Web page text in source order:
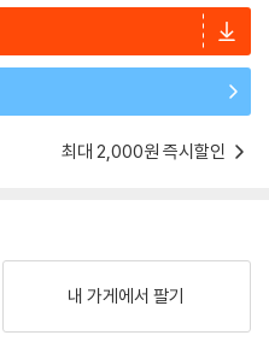
최대 2,000원 즉시할인
내 가게에서 팔기